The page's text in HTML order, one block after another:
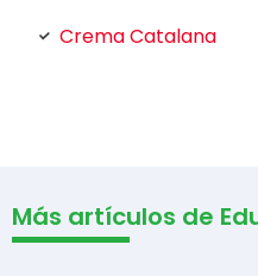
Crema Catalana
Más artículos de